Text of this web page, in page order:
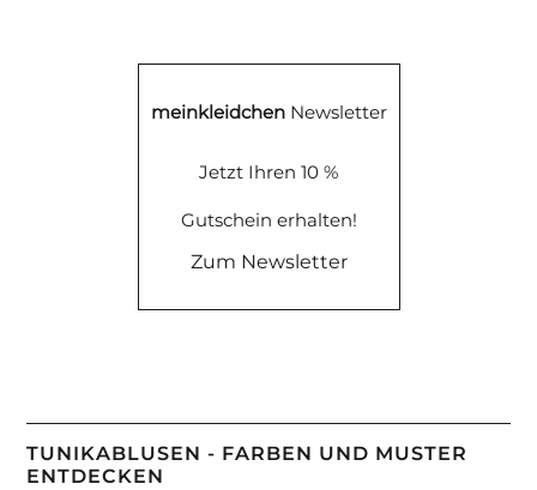
meinkleidchenNewsletter
Jetzt Ihren 10 %
Gutschein erhalten!
Zum Newsletter
TUNIKABLUSEN - FARBEN UND MUSTER
ENTDECKEN